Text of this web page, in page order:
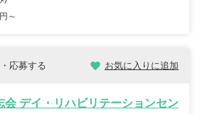
～
応募する お気に入りに追加
デイ・リハビリテーションセン